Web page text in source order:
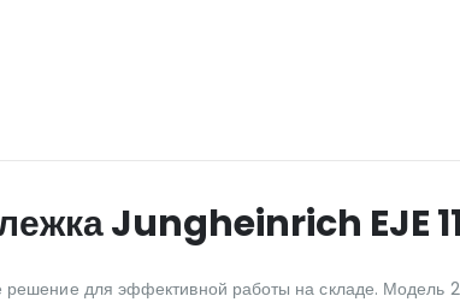
Jungheinrich EJE
для эффективной работы на складе. Модель